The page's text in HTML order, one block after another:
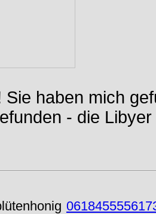
Sie haben mich
- die